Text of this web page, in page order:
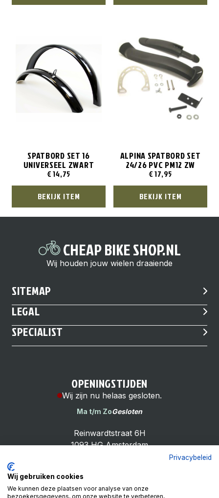
SPATBORD SET 16
UNIVERSEEL ZWART
€14,75
BEKIJK ITEM
ALPINA SPATBORD SET
24/26 PVC PM12 ZW
€17,95
BEKIJK ITEM
CHEAP BIKE SHOP.NL
Wij houden jouw wielen draaiende
SITEMAP
LEGAL
SPECIALIST
OPENINGSTIJDEN
Wij zijn nu helaas gesloten.
Ma t/m ZoGesloten
Reinwardtstraat 6H
1093 HG Amsterdam
Privacybeleid
Wij gebruiken cookies
We kunnen deze plaatsen voor analyse van onze
bezoekersgegevens, om onze website te verbeteren,